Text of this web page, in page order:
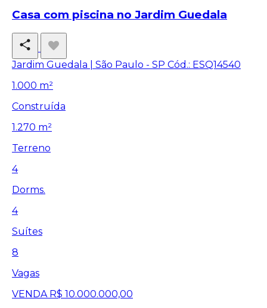
Casa com piscina no Jardim Guedala
Jardim Guedala | São Paulo - SP Cód.: ESQ14540
1.000 m²
Construída
1.270 m²
Terreno
4
Dorms.
4
Suítes
8
Vagas
VENDA R$ 10.000.000,00